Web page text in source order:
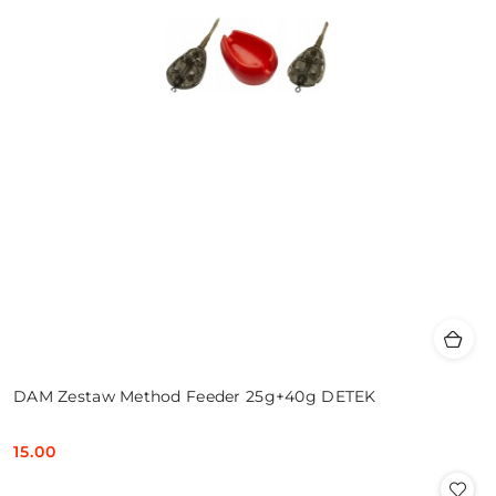
DAM Zestaw Method Feeder 25g+40g DETEK
Cena:
15.00